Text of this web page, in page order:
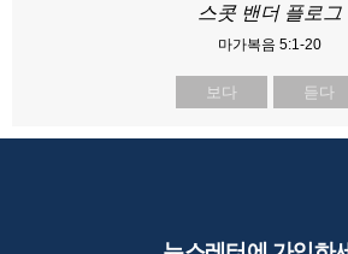
스콧 밴더 플로그
마가복음 5:1-20
보다 듣다